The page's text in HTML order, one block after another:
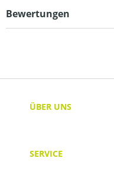
Bewertungen
ÜBER UNS
SERVICE